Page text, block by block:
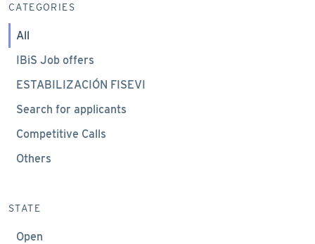
CATEGORIES
All
IBiS Job offers
ESTABILIZACIÓN FISEVI
Search for applicants
Competitive Calls
Others
STATE
Open